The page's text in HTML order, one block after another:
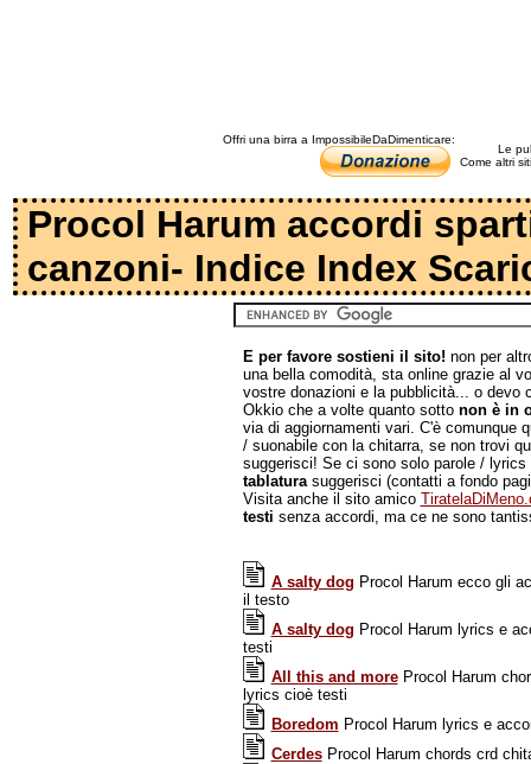
Offri una birra a ImpossibileDaDimenticare:
Le
Come altri
Procol Harum accordi
canzoni- Indice Index
E per favore sostieni il sito! non per
una bella comodità, sta online grazie al
vostre donazioni e la pubblicità... o devo
Okkio che a volte quanto sotto non è in
via di aggiornamenti vari. C'è comunque
/ suonabile con la chitarra, se non trovi
suggerisci! Se ci sono solo parole /
tablaturasuggerisci (contatti a fondo
Visita anche il sito amico
testi senza accordi, ma ce ne sono
A salty dog Procol Harum ecco gli
il testo
A salty dog Procol Harum lyrics e
testi
All this and moreProcol Harum
lyrics cioè testi
Boredom Procol Harum lyrics e
CerdesProcol Harum chords crd